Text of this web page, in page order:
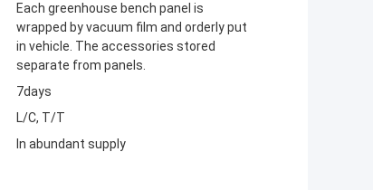
Each greenhouse bench panel is
wrapped by vacuum film and orderly put
in vehicle. The accessories stored
separate from panels.
7days
L/C, T/T
In abundant supply